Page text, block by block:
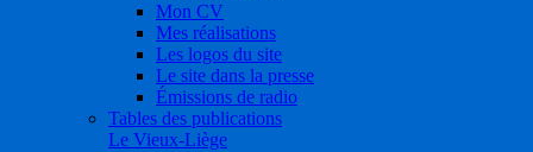
Mon CV
Mes réalisations
Les logos du site
Le site dans la presse
Émissions de radio
Tables des publications
Le Vieux-Liège